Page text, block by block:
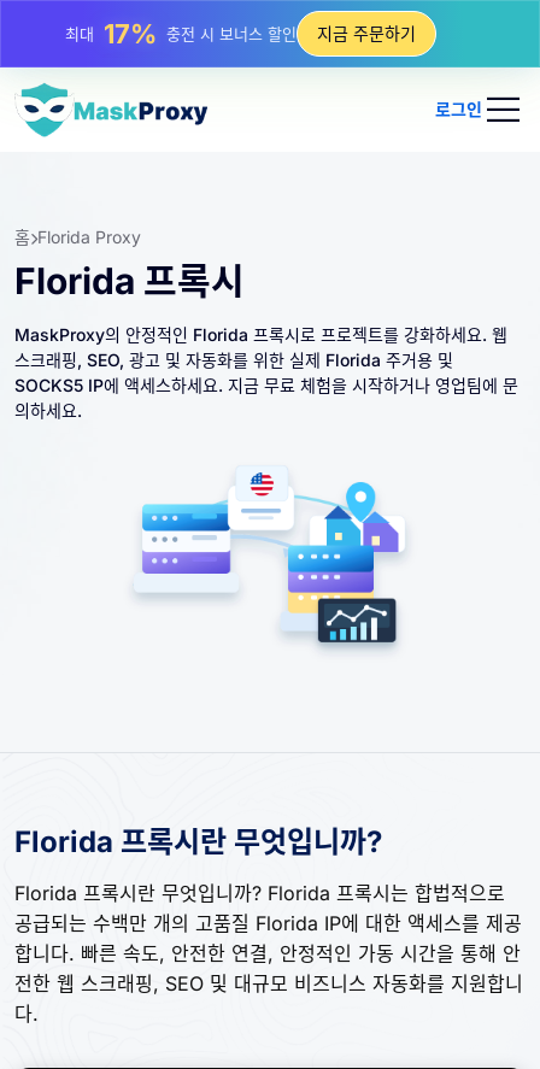
최대25%정적 IP 구매 할인 지금 주문하기
로그인
홈 Florida Proxy
Florida 프록시
MaskProxy의 안정적인 Florida 프록시로 프로젝트를 강화하세요. 웹
스크래핑, SEO, 광고 및 자동화를 위한 실제 Florida 주거용 및
SOCKS5 IP에 액세스하세요. 지금 무료 체험을 시작하거나 영업팀에 문
의하세요.
Florida 프록시란 무엇입니까?
Florida 프록시란 무엇입니까? Florida 프록시는 합법적으로
공급되는 수백만 개의 고품질 Florida IP에 대한 액세스를 제공
합니다. 빠른 속도, 안전한 연결, 안정적인 가동 시간을 통해 안
전한 웹 스크래핑, SEO 및 대규모 비즈니스 자동화를 지원합니
다.